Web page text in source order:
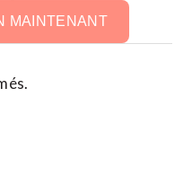
MAINTENANT